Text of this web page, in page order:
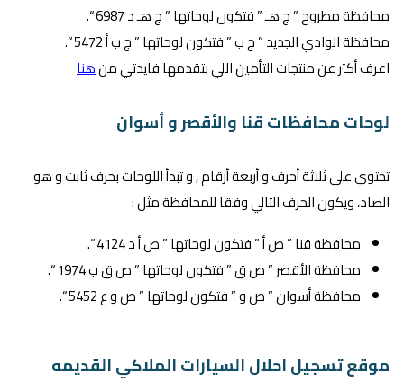
محافظة مطروح ” ج هـ ” فتكون لوحاتها ” ج هـ د 6987 “.
محافظة الوادي الجديد ” ج ب ” فتكون لوحاتها ” ج ب أ 5472 “.
اعرف أكتر عن منتجات التأمين اللي بتقدمها فايدتي منهنا
لوحات محافظات قنا والأقصر و أسوان
تحتوي على ثلاثة أحرف و أربعة أرقام , و تبدأ اللوحات بحرف ثابت و هو
الصاد، ويكون الحرف التالي وفقا للمحافظة مثل :
محافظة قنا ” ص أ ” فتكون لوحاتها ” ص أ د 4124 “.
محافظة الأقصر ” ص ق ” فتكون لوحاتها ” ص ق ب 1974 “.
محافظة أسوان ” ص و ” فتكون لوحاتها ” ص و ع 5452 “.
موقع تسجيل احلال السيارات الملاكي القديمه